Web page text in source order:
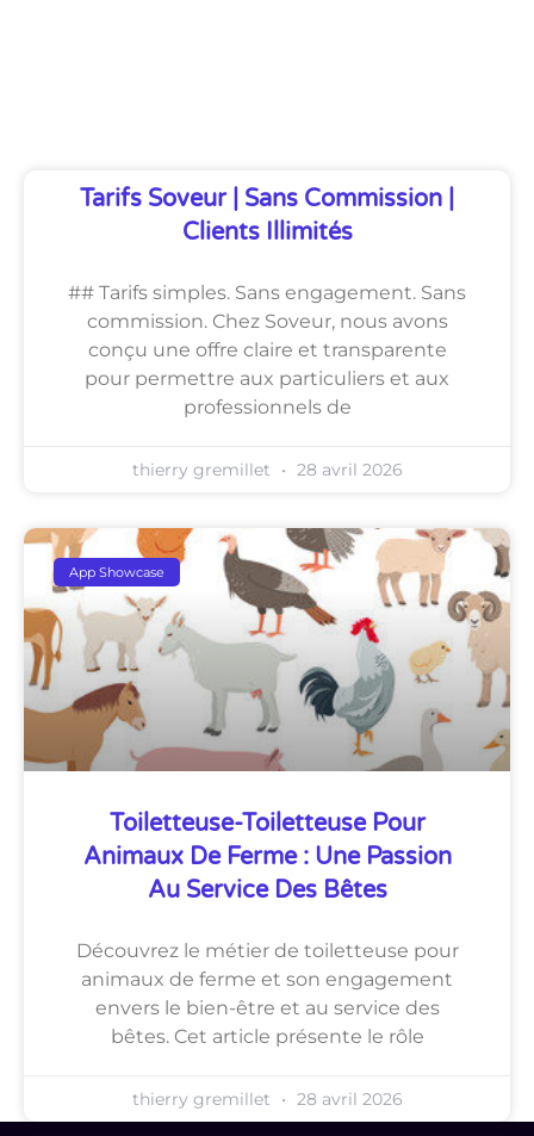
Tarifs Soveur | Sans Commission |
Clients Illimités
## Tarifs simples. Sans engagement. Sans
commission. Chez Soveur, nous avons
conçu une offre claire et transparente
pour permettre aux particuliers et aux
professionnels de
thierry gremillet 28 avril 2026
App Showcase
Toiletteuse-Toiletteuse Pour
Animaux De Ferme : Une Passion
Au Service Des Bêtes
Découvrez le métier de toiletteuse pour
animaux de ferme et son engagement
envers le bien-être et au service des
bêtes. Cet article présente le rôle
thierry gremillet 28 avril 2026